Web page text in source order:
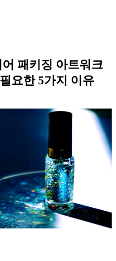
패키징 아트워크
요한 5가지 이유